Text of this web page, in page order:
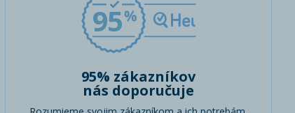
95
95% zákazníkov
nás doporučuje